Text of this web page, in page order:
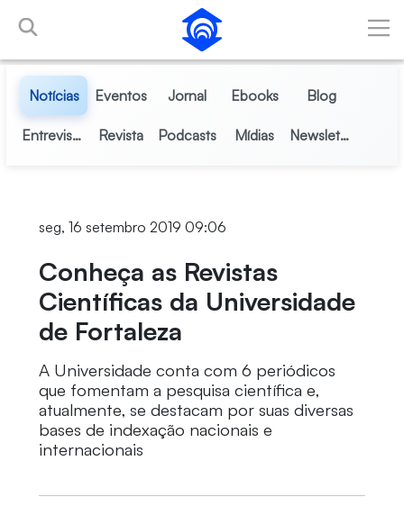
Pular para o Conteúdo principal
Notícias Eventos Jornal Ebooks Blog
Entrevistas Revista Podcasts Mídias Newsletter
seg, 16 setembro 2019 09:06
Conheça as Revistas
Científicas da Universidade
de Fortaleza
A Universidade conta com 6 periódicos
que fomentam a pesquisa científica e,
atualmente, se destacam por suas diversas
bases de indexação nacionais e
internacionais